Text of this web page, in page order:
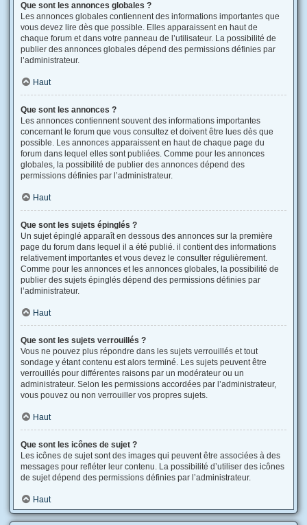
Que sont les annonces globales ?
Les annonces globales contiennent des informations importantes que
vous devez lire dès que possible. Elles apparaissent en haut de
chaque forum et dans votre panneau de l’utilisateur. La possibilité de
publier des annonces globales dépend des permissions définies par
l’administrateur.
Haut
Que sont les annonces ?
Les annonces contiennent souvent des informations importantes
concernant le forum que vous consultez et doivent être lues dès que
possible. Les annonces apparaissent en haut de chaque page du
forum dans lequel elles sont publiées. Comme pour les annonces
globales, la possibilité de publier des annonces dépend des
permissions définies par l’administrateur.
Haut
Que sont les sujets épinglés ?
Un sujet épinglé apparaît en dessous des annonces sur la première
page du forum dans lequel il a été publié. il contient des informations
relativement importantes et vous devez le consulter régulièrement.
Comme pour les annonces et les annonces globales, la possibilité de
publier des sujets épinglés dépend des permissions définies par
l’administrateur.
Haut
Que sont les sujets verrouillés ?
Vous ne pouvez plus répondre dans les sujets verrouillés et tout
sondage y étant contenu est alors terminé. Les sujets peuvent être
verrouillés pour différentes raisons par un modérateur ou un
administrateur. Selon les permissions accordées par l’administrateur,
vous pouvez ou non verrouiller vos propres sujets.
Haut
Que sont les icônes de sujet ?
Les icônes de sujet sont des images qui peuvent être associées à des
messages pour refléter leur contenu. La possibilité d’utiliser des icônes
de sujet dépend des permissions définies par l’administrateur.
Haut